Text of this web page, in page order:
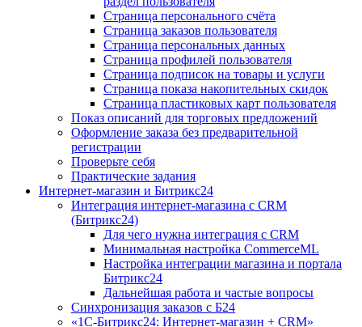
Страница персонального счёта
Страница заказов пользователя
Страница персональных данных
Страница профилей пользователя
Страница подписок на товары и услуги
Страница показа накопительных скидок
Страница пластиковых карт пользователя
Показ описаний для торговых предложений
Оформление заказа без предварительной
регистрации
Проверьте себя
Практические задания
Интернет-магазин и Битрикс24
Интеграция интернет-магазина с CRM
(Битрикс24)
Для чего нужна интеграция с CRM
Минимальная настройка CommerceML
Настройка интеграции магазина и портала
Битрикс24
Дальнейшая работа и частые вопросы
Синхронизация заказов с Б24
«1С-Битрикс24: Интернет-магазин + CRM»